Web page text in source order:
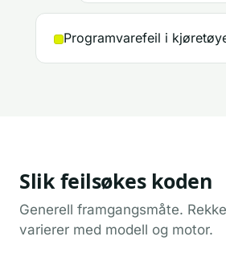
Programvarefeil i
Slik feilsøkes koden
Generell framgangsmåte.
varierer med modell og motor.